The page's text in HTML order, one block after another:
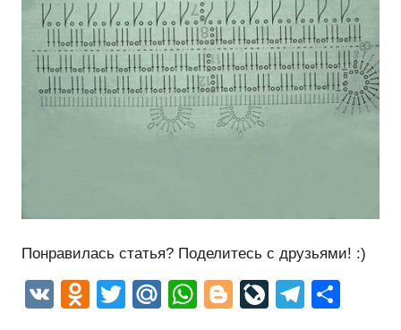
Понравилась статья? Поделитесь с друзьями! :)
VK Odnoklassniki
TwitterMail.Ru
WhatsApp
Blogger